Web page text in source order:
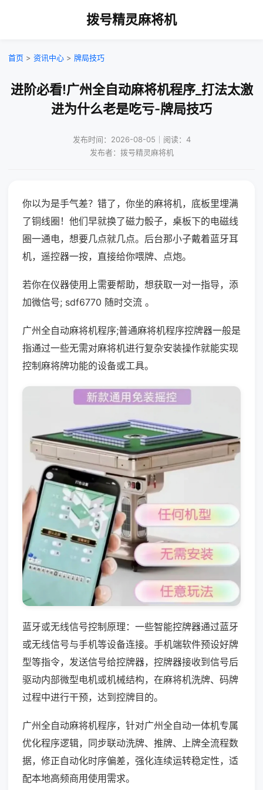
拨号精灵麻将机
首页 > 资讯中心 > 牌局技巧
进阶必看!广州全自动麻将机程序_打法太激
进为什么老是吃亏-牌局技巧
发布时间：2026-08-05｜阅读：4
发布者：拨号精灵麻将机
你以为是手气差？错了，你坐的麻将机，底板里埋满
了铜线圈！他们早就换了磁力骰子，桌板下的电磁线
圈一通电，想要几点就几点。后台那小子戴着蓝牙耳
机，遥控器一按，直接给你喂牌、点炮。
若你在仪器使用上需要帮助，想获取一对一指导，添
加微信号; sdf6770 随时交流 。
广州全自动麻将机程序;普通麻将机程序控牌器一般是
指通过一些无需对麻将机进行复杂安装操作就能实现
控制麻将牌功能的设备或工具。
蓝牙或无线信号控制原理：一些智能控牌器通过蓝牙
或无线信号与手机等设备连接。手机端软件预设好牌
型等指令，发送信号给控牌器，控牌器接收到信号后
驱动内部微型电机或机械结构，在麻将机洗牌、码牌
过程中进行干预，达到控牌目的。
广州全自动麻将机程序，针对广州全自动一体机专属
优化程序逻辑，同步联动洗牌、推牌、上牌全流程数
据，修正自动化时序偏差，强化连续运转稳定性，适
配本地高频商用使用需求。